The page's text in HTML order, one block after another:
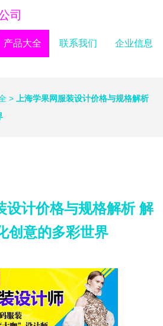
司
产品大全 联系我们 企业信息
>
上海学果网服装设计价格与规格解析
设计价格与规格解析 解
创意的多彩世界